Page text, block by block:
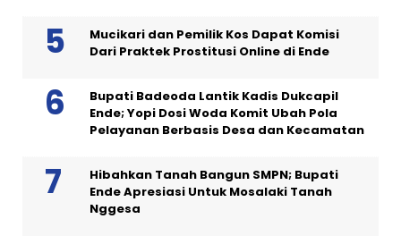
Mucikari dan Pemilik Kos Dapat Komisi
Dari Praktek Prostitusi Online di Ende
Bupati Badeoda Lantik Kadis Dukcapil
Ende; Yopi Dosi Woda Komit Ubah Pola
Pelayanan Berbasis Desa dan Kecamatan
Hibahkan Tanah Bangun SMPN; Bupati
Ende Apresiasi Untuk Mosalaki Tanah
Nggesa